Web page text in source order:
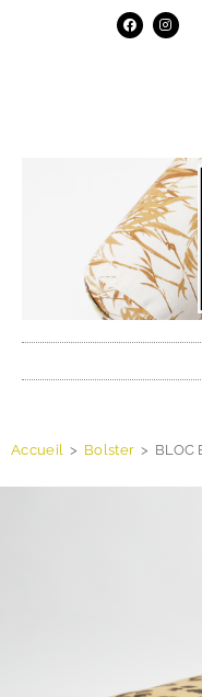
Accueil > Bolster > BLOC